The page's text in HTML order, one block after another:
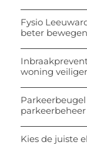
Fysio
beter bewegen
woning veiliger
parkeerbeheer
Kies de juiste